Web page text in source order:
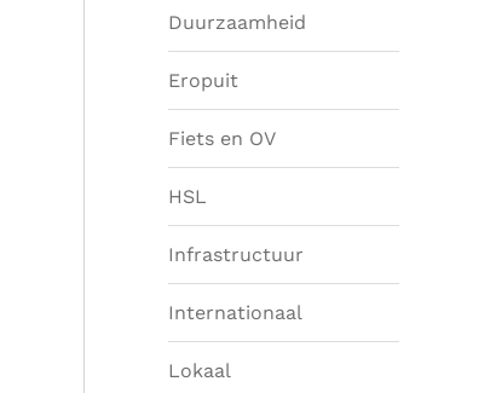
Duurzaamheid
Eropuit
Fiets en OV
HSL
Infrastructuur
Internationaal
Lokaal